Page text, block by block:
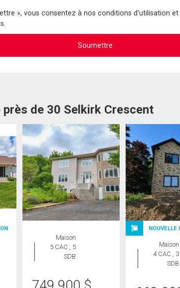
», vous consentez à nos conditions d'utilisation
de 30 Selkirk Crescent
Maison
5 CAC , 5
SDB
NOUVELLE
Maison
4 CAC , 3
SDB